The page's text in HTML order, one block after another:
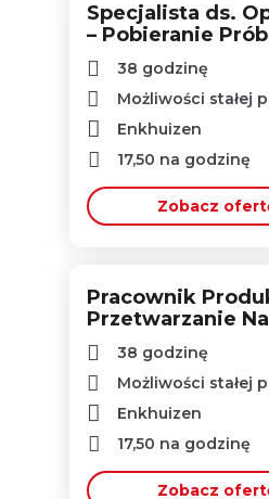
Specjalista ds.
– Pobieranie
38 godzinę
Możliwości stałej
Enkhuizen
17,50 na godzinę
Zobacz
Pracownik
Przetwarzanie
38 godzinę
Możliwości stałej
Enkhuizen
17,50 na godzinę
Zobacz